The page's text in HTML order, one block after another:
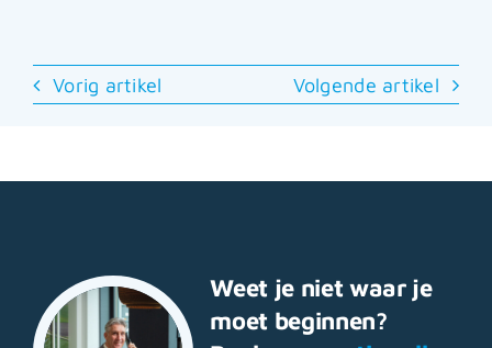
Vorig artikel Volgende artikel
Weet je niet waar je
moet beginnen?